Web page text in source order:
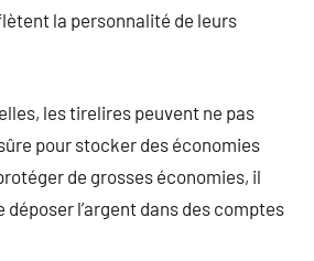
la personnalité de leurs
les tirelires peuvent ne pas
pour stocker des économies
de grosses économies, il
l’argent dans des comptes